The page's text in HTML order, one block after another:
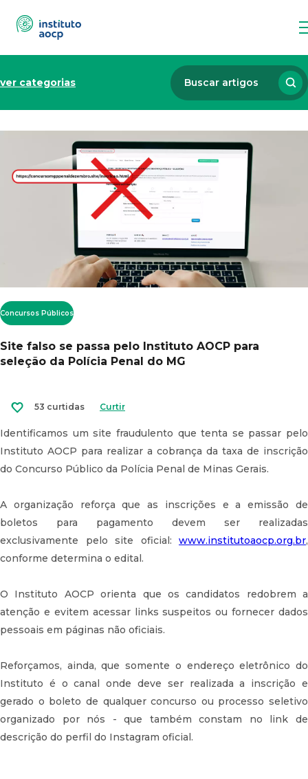
ver categorias
Concursos Públicos
Site falso se passa pelo Instituto AOCP para
seleção da Polícia Penal do MG
53 curtidas Curtir
Identificamos um site fraudulento que tenta se passar pelo
Instituto AOCP para realizar a cobrança da taxa de inscrição
do Concurso Público da Polícia Penal de Minas Gerais.
A organização reforça que as inscrições e a emissão de
boletos para pagamento devem ser realizadas
exclusivamente pelo site oficial: www.institutoaocp.org.br,
conforme determina o edital.
O Instituto AOCP orienta que os candidatos redobrem a
atenção e evitem acessar links suspeitos ou fornecer dados
pessoais em páginas não oficiais.
Reforçamos, ainda, que somente o endereço eletrônico do
Instituto é o canal onde deve ser realizada a inscrição e
gerado o boleto de qualquer concurso ou processo seletivo
organizado por nós - que também constam no link de
descrição do perfil do Instagram oficial.